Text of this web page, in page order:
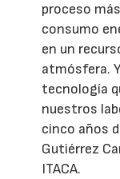
proceso
consumo
en un
atmósfera.
tecnología
nuestros
cinco años
Gutiérrez
ITACA.